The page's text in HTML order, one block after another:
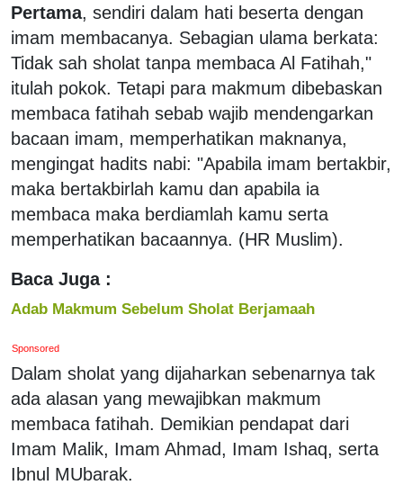
Pertama, sendiri dalam hati beserta dengan
imam membacanya. Sebagian ulama berkata:
Tidak sah sholat tanpa membaca Al Fatihah,"
itulah pokok. Tetapi para makmum dibebaskan
membaca fatihah sebab wajib mendengarkan
bacaan imam, memperhatikan maknanya,
mengingat hadits nabi: "Apabila imam bertakbir,
maka bertakbirlah kamu dan apabila ia
membaca maka berdiamlah kamu serta
memperhatikan bacaannya. (HR Muslim).
Baca Juga :
Adab Makmum Sebelum Sholat Berjamaah
Sponsored
Dalam sholat yang dijaharkan sebenarnya tak
ada alasan yang mewajibkan makmum
membaca fatihah. Demikian pendapat dari
Imam Malik, Imam Ahmad, Imam Ishaq, serta
Ibnul MUbarak.